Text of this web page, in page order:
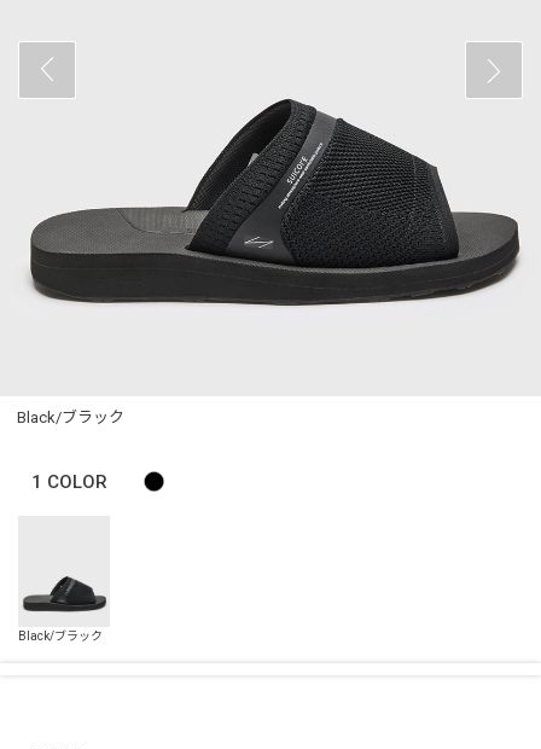
Black/ブラック
1 COLOR